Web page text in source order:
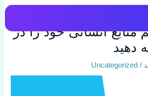
منابع انسانی خود را در
/
Uncategorized